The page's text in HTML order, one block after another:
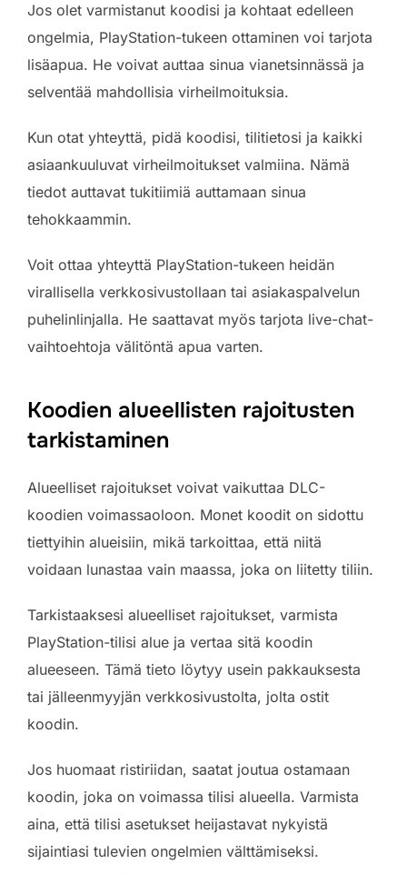
Jos olet varmistanut koodisi ja kohtaat edelleen
ongelmia, PlayStation-tukeen ottaminen voi tarjota
lisäapua. He voivat auttaa sinua vianetsinnässä ja
selventää mahdollisia virheilmoituksia.
Kun otat yhteyttä, pidä koodisi, tilitietosi ja kaikki
asiaankuuluvat virheilmoitukset valmiina. Nämä
tiedot auttavat tukitiimiä auttamaan sinua
tehokkaammin.
Voit ottaa yhteyttä PlayStation-tukeen heidän
virallisella verkkosivustollaan tai asiakaspalvelun
puhelinlinjalla. He saattavat myös tarjota live-chat-
vaihtoehtoja välitöntä apua varten.
Koodien alueellisten rajoitusten
tarkistaminen
Alueelliset rajoitukset voivat vaikuttaa DLC-
koodien voimassaoloon. Monet koodit on sidottu
tiettyihin alueisiin, mikä tarkoittaa, että niitä
voidaan lunastaa vain maassa, joka on liitetty tiliin.
Tarkistaaksesi alueelliset rajoitukset, varmista
PlayStation-tilisi alue ja vertaa sitä koodin
alueeseen. Tämä tieto löytyy usein pakkauksesta
tai jälleenmyyjän verkkosivustolta, jolta ostit
koodin.
Jos huomaat ristiriidan, saatat joutua ostamaan
koodin, joka on voimassa tilisi alueella. Varmista
aina, että tilisi asetukset heijastavat nykyistä
sijaintiasi tulevien ongelmien välttämiseksi.